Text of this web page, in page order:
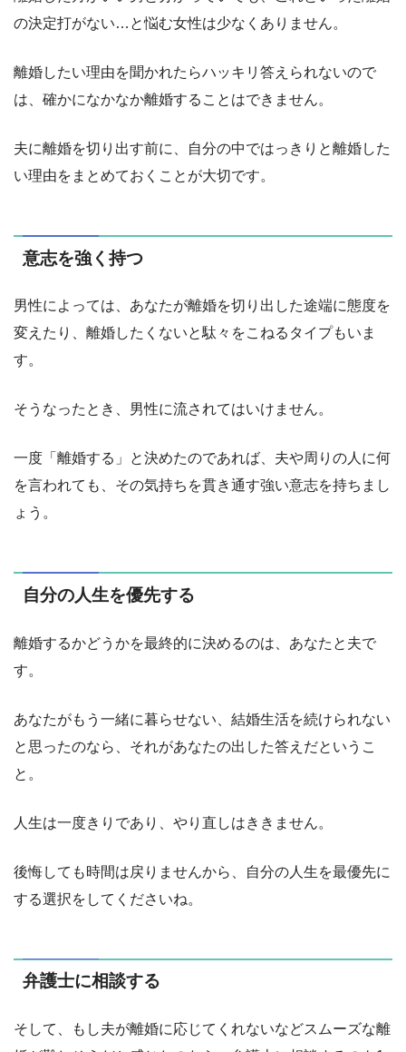
の決定打がない…と悩む女性は少なくありません。
離婚したい理由を聞かれたらハッキリ答えられないので
は、確かになかなか離婚することはできません。
夫に離婚を切り出す前に、自分の中ではっきりと離婚した
い理由をまとめておくことが大切です。
意志を強く持つ
男性によっては、あなたが離婚を切り出した途端に態度を
変えたり、離婚したくないと駄々をこねるタイプもいま
す。
そうなったとき、男性に流されてはいけません。
一度「離婚する」と決めたのであれば、夫や周りの人に何
を言われても、その気持ちを貫き通す強い意志を持ちまし
ょう。
自分の人生を優先する
離婚するかどうかを最終的に決めるのは、あなたと夫で
す。
あなたがもう一緒に暮らせない、結婚生活を続けられない
と思ったのなら、それがあなたの出した答えだというこ
と。
人生は一度きりであり、やり直しはききません。
後悔しても時間は戻りませんから、自分の人生を最優先に
する選択をしてくださいね。
弁護士に相談する
そして、もし夫が離婚に応じてくれないなどスムーズな離